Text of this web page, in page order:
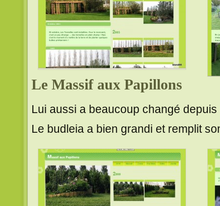
Le Massif aux Papillons
Lui aussi a beaucoup changé
Le budleia a bien grandi et remplit